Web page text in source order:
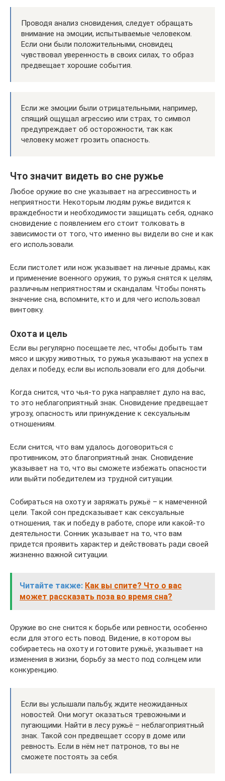
Проводя анализ сновидения, следует обращать
внимание на эмоции, испытываемые человеком.
Если они были положительными, сновидец
чувствовал уверенность в своих силах, то образ
предвещает хорошие события.
Если же эмоции были отрицательными, например,
спящий ощущал агрессию или страх, то символ
предупреждает об осторожности, так как
человеку может грозить опасность.
Что значит видеть во сне ружье
Любое оружие во сне указывает на агрессивность и
неприятности. Некоторым людям ружье видится к
враждебности и необходимости защищать себя, однако
сновидение с появлением его стоит толковать в
зависимости от того, что именно вы видели во сне и как
его использовали.
Если пистолет или нож указывает на личные драмы, как
и применение военного оружия, то ружья снятся к целям,
различным неприятностям и скандалам. Чтобы понять
значение сна, вспомните, кто и для чего использовал
винтовку.
Охота и цель
Если вы регулярно посещаете лес, чтобы добыть там
мясо и шкуру животных, то ружья указывают на успех в
делах и победу, если вы использовали его для добычи.
Когда снится, что чья-то рука направляет дуло на вас,
то это неблагоприятный знак. Сновидение предвещает
угрозу, опасность или принуждение к сексуальным
отношениям.
Если снится, что вам удалось договориться с
противником, это благоприятный знак. Сновидение
указывает на то, что вы сможете избежать опасности
или выйти победителем из трудной ситуации.
Собираться на охоту и заряжать ружьё – к намеченной
цели. Такой сон предсказывает как сексуальные
отношения, так и победу в работе, споре или какой-то
деятельности. Сонник указывает на то, что вам
придется проявить характер и действовать ради своей
жизненно важной ситуации.
Читайте также: Как вы спите? Что о вас
может рассказать поза во время сна?
Оружие во сне снится к борьбе или ревности, особенно
если для этого есть повод. Видение, в котором вы
собираетесь на охоту и готовите ружьё, указывает на
изменения в жизни, борьбу за место под солнцем или
конкуренцию.
Если вы услышали пальбу, ждите неожиданных
новостей. Они могут оказаться тревожными и
пугающими. Найти в лесу ружьё – неблагоприятный
знак. Такой сон предвещает ссору в доме или
ревность. Если в нём нет патронов, то вы не
сможете постоять за себя.